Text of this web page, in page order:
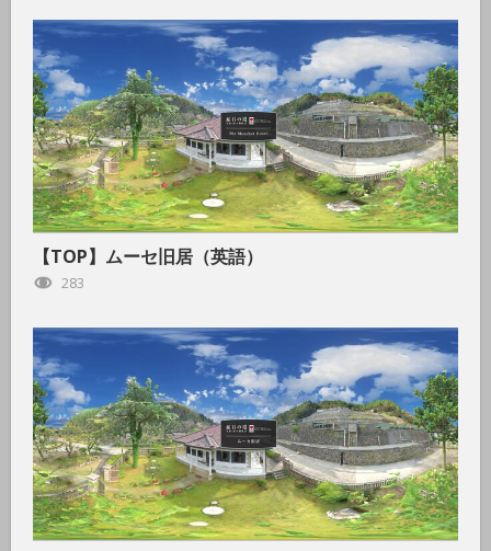
【TOP】ムーセ旧居（英語）
283